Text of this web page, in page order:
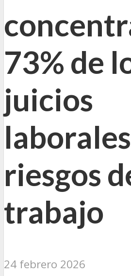
73% de
juicios
riesgos
trabajo
24 febrero 2026